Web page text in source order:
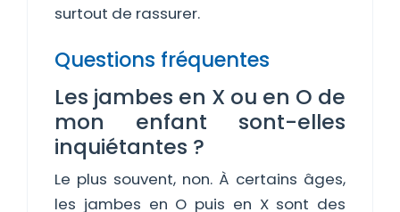
surtout de rassurer.
Questions fréquentes
Les jambes en X ou en O de
mon enfant sont-elles
inquiétantes ?
Le plus souvent, non. À certains âges,
les jambes en O puis en X sont des